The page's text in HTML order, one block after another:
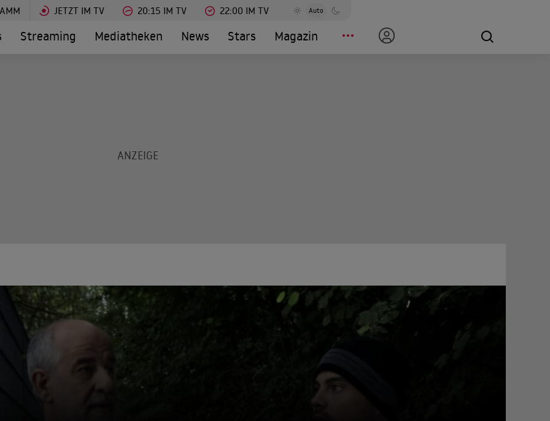
JETZT IM TV 20:15 IM TV 22:00 IM TV Auto
Streaming Mediatheken News Stars Magazin